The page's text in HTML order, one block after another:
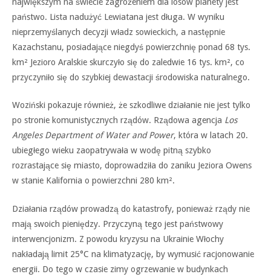
państwo. Lista nadużyć Lewiatana jest długa. W wyniku
nieprzemyślanych decyzji władz sowieckich, a następnie
Kazachstanu, posiadające niegdyś powierzchnię ponad 68 tys.
km² Jezioro Aralskie skurczyło się do zaledwie 16 tys. km², co
przyczyniło się do szybkiej dewastacji środowiska naturalnego.
Woziński pokazuje również, że szkodliwe działanie nie jest tylko
po stronie komunistycznych rządów. Rządowa agencja Los
Angeles Department of Water and Power, która w latach 20.
ubiegłego wieku zaopatrywała w wodę pitną szybko
rozrastające się miasto, doprowadziła do zaniku Jeziora Owens
w stanie Kalifornia o powierzchni 280 km².
Działania rządów prowadzą do katastrofy, ponieważ rządy nie
mają swoich pieniędzy. Przyczyną tego jest państwowy
interwencjonizm. Z powodu kryzysu na Ukrainie Włochy
nakładają limit 25°C na klimatyzację, by wymusić racjonowanie
energii. Do tego w czasie zimy ogrzewanie w budynkach